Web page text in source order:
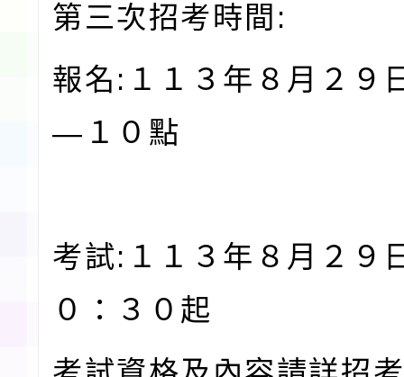
第三次招考時間:
報名:１１３年８月２９
—１０點
考試:１１３年８月２９
０：３０起